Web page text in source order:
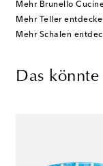
Mehr Brunello
Mehr Teller
Mehr Schalen
Das